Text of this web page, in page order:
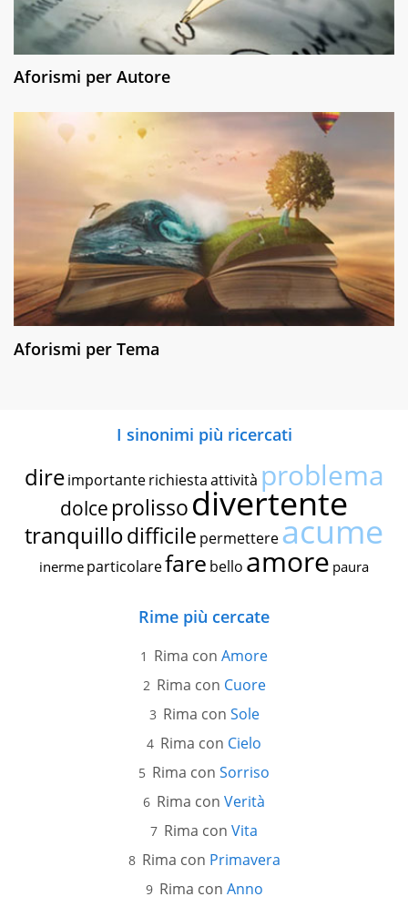
Aforismi per Autore
Aforismi per Tema
I sinonimi più ricercati
dire importante richiestaattività problema
dolce prolissodivertente
tranquillodifficile permettereacume
inerme particolarefare bello amore paura
Rime più cercate
Rima con Amore
Rima con Cuore
Rima con Sole
Rima con Cielo
Rima con Sorriso
Rima con Verità
Rima con Vita
Rima con Primavera
Rima con Anno